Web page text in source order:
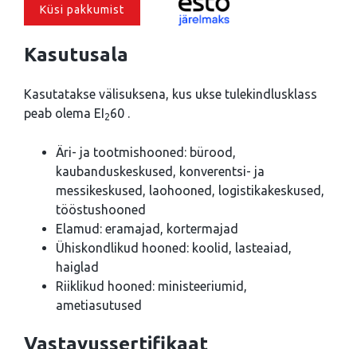
Küsi pakkumist
Kasutusala
Kasutatakse välisuksena, kus ukse tulekindlusklass
peab olema EI260 .
Äri- ja tootmishooned: bürood,
kaubanduskeskused, konverentsi- ja
messikeskused, laohooned, logistikakeskused,
tööstushooned
Elamud: eramajad, kortermajad
Ühiskondlikud hooned: koolid, lasteaiad,
haiglad
Riiklikud hooned: ministeeriumid,
ametiasutused
Vastavussertifikaat